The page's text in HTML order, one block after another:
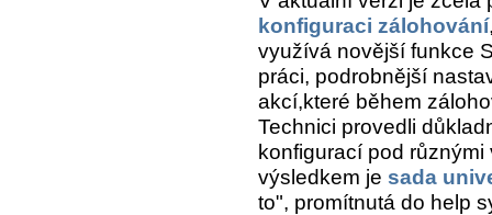
konfiguraci zálohování
využívá novější funkce
práci, podrobnější
akcí,které během
Technici provedli
konfigurací pod
výsledkem je sada
to", promítnutá do help